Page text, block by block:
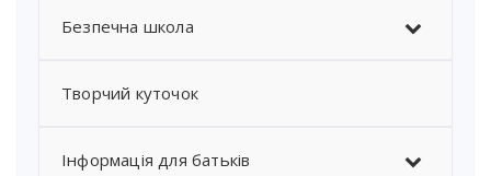
Безпечна школа
Творчий куточок
Інформація для батьків